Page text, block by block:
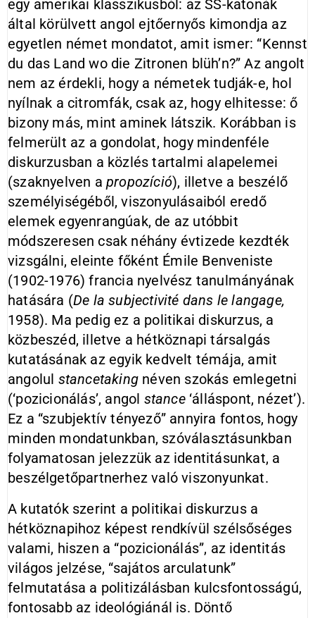
egy amerikai klasszikusból: az SS-katonák
által körülvett angol ejtőernyős kimondja az
egyetlen német mondatot, amit ismer: “Kennst
du das Land wo die Zitronen blüh’n?” Az angolt
nem az érdekli, hogy a németek tudják-e, hol
nyílnak a citromfák, csak az, hogy elhitesse: ő
bizony más, mint aminek látszik. Korábban is
felmerült az a gondolat, hogy mindenféle
diskurzusban a közlés tartalmi alapelemei
(szaknyelven a propozíció), illetve a beszélő
személyiségéből, viszonyulásaiból eredő
elemek egyenrangúak, de az utóbbit
módszeresen csak néhány évtizede kezdték
vizsgálni, eleinte főként Émile Benveniste
(1902-1976) francia nyelvész tanulmányának
hatására (De la subjectivité dans le langage,
1958). Ma pedig ez a politikai diskurzus, a
közbeszéd, illetve a hétköznapi társalgás
kutatásának az egyik kedvelt témája, amit
angolul stancetaking néven szokás emlegetni
(‘pozicionálás’, angol stance‘álláspont, nézet’).
Ez a “szubjektív tényező” annyira fontos, hogy
minden mondatunkban, szóválasztásunkban
folyamatosan jelezzük az identitásunkat, a
beszélgetőpartnerhez való viszonyunkat.
A kutatók szerint a politikai diskurzus a
hétköznapihoz képest rendkívül szélsőséges
valami, hiszen a “pozicionálás”, az identitás
világos jelzése, “sajátos arculatunk”
felmutatása a politizálásban kulcsfontosságú,
fontosabb az ideológiánál is. Döntő